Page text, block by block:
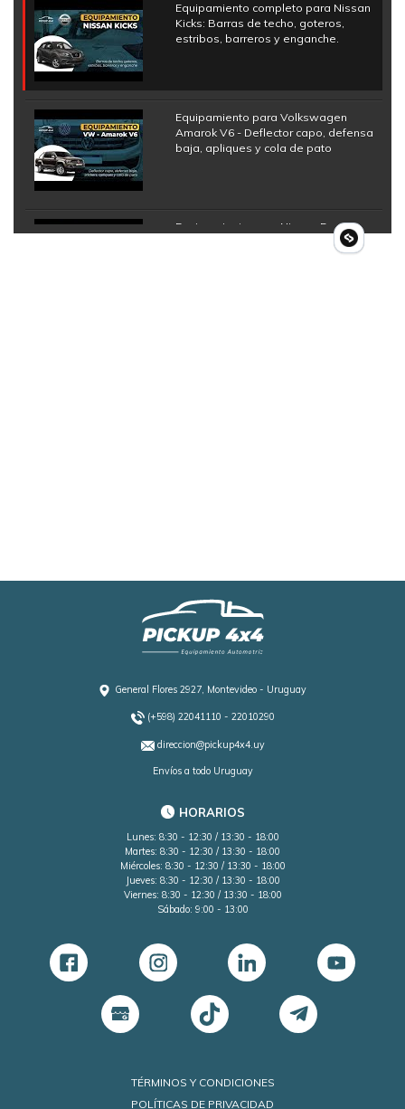
Equipamiento completo para Nissan
Kicks: Barras de techo, goteros,
estribos, barreros y enganche.
Equipamiento para Volkswagen
Amarok V6 - Deflector capo, defensa
baja, apliques y cola de pato
Equipamiento para Nissan Frontier
NP300 - Estribos, molduras, goteros,
Barra longitudinales universales
Lona marítima, cubre caja, barra
anti-vuelco y estribos para NISSAN
FRONTIER NP300
Molduras protectoras para puertas y
paragolpes de #Renault #Sandero
Protector adhesivo universal para
General Flores 2927, Montevideo - Uruguay
(+598) 22041110 - 22010290
direccion@pickup4x4.uy
Envíos a todo Uruguay
HORARIOS
Lunes: 8:30 - 12:30 / 13:30 - 18:00
Martes: 8:30 - 12:30 / 13:30 - 18:00
Miércoles: 8:30 - 12:30 / 13:30 - 18:00
Jueves: 8:30 - 12:30 / 13:30 - 18:00
Viernes: 8:30 - 12:30 / 13:30 - 18:00
Sábado: 9:00 - 13:00
TÉRMINOS Y CONDICIONES
POLÍTICAS DE PRIVACIDAD